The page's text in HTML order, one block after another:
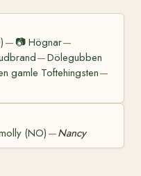
— 📷 Högnar—
—Dölegubben
gamle Toftehingsten—
(NO)—Nancy